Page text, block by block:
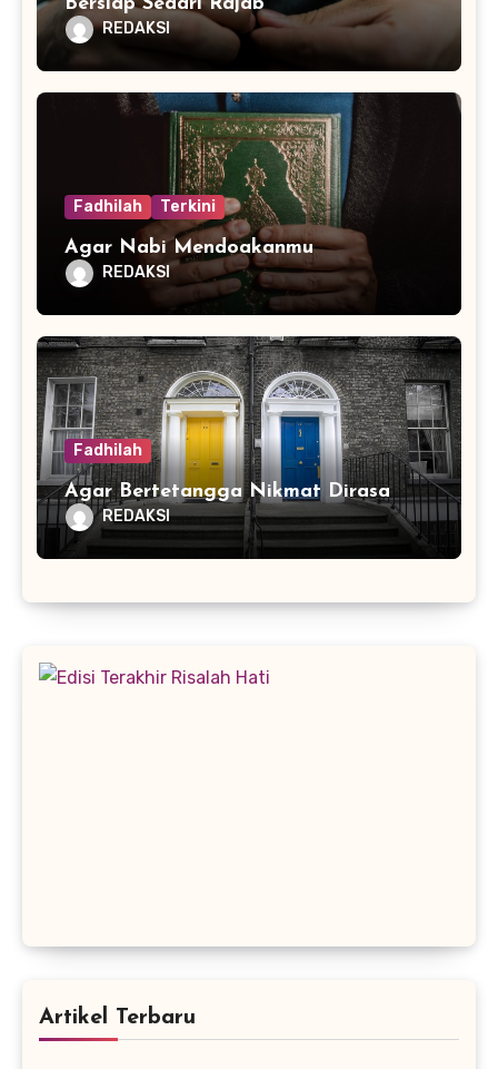
REDAKSI
Fadhilah Terkini
Agar Nabi Mendoakanmu
REDAKSI
Fadhilah
Agar Bertetangga Nikmat Dirasa
REDAKSI
Artikel Terbaru